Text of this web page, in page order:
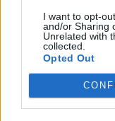
I want to opt-
and/or Sharing
Unrelated with
collected.
Opted Out
Reklama
Reklama